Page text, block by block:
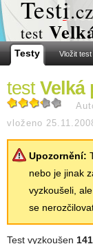
Testi.cz
test
Testy Vložit test
test Velká
vloženo
Upozornění:
nebo je jinak
vyzkoušeli,
se
Test vyzkoušen